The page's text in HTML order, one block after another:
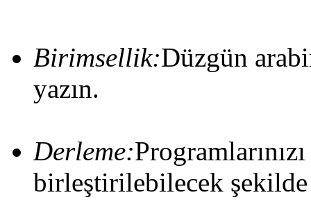
Birimsellik:Düzgün
yazın.
Derleme:
birleştirilebilecek şekilde